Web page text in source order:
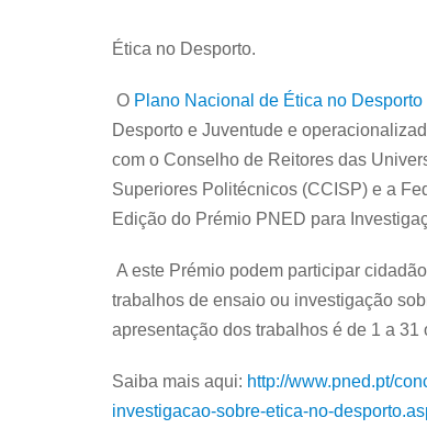
Ética no Desporto.
O Plano Nacional de Ética no
Desporto e Juventude e
com o Conselho de Reitores das
Superiores Politécnicos (CCISP) e a
Edição do Prémio PNED para
A este Prémio podem participar
trabalhos de ensaio ou investigação
apresentação dos trabalhos é de 1 a 31
Saiba mais aqui: http://www.pned.pt/
investigacao-sobre-etica-no-